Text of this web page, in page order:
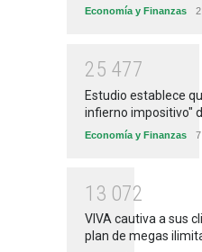
Economía y Finanzas
25 477
Estudio establece
infierno impositivo"
Economía y Finanzas
1 3 072
VIVA cautiva a sus
plan de megas